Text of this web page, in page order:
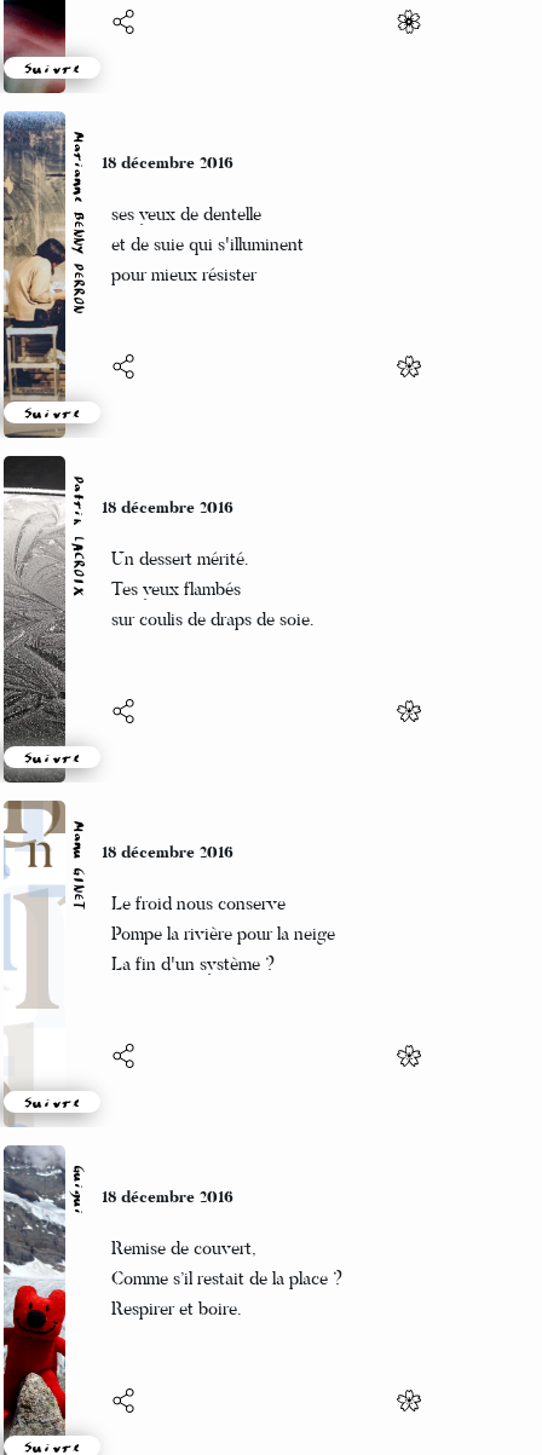
Suivre
Marianne BENNY PERRON
Suivre
18 décembre 2016
ses yeux de dentelle
et de suie qui s'illuminent
pour mieux résister
Patrik LACROIX
Suivre
18 décembre 2016
Un dessert mérité.
Tes yeux flambés
sur coulis de draps de soie.
Manu GINET
Suivre
18 décembre 2016
Le froid nous conserve
Pompe la rivière pour la neige
La fin d'un système ?
Guigui
Suivre
18 décembre 2016
Remise de couvert,
Comme s’il restait de la place ?
Respirer et boire.